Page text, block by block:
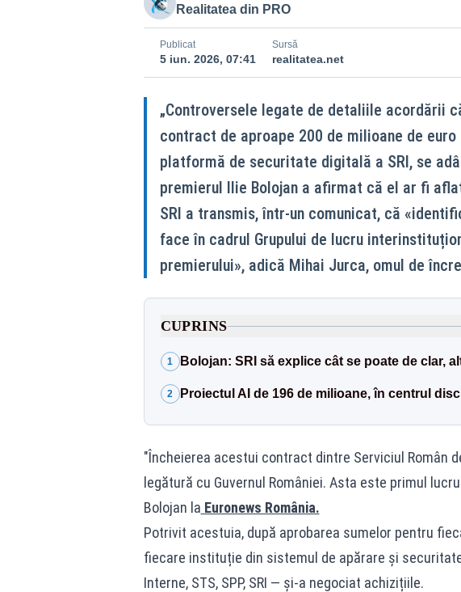
Realitatea din PRO
Publicat
5 iun. 2026, 07:41
Sursă
realitatea.net
„Controversele legate de detaliile acordării
contract de aproape 200 de milioane de euro
platformă de securitate digitală a SRI, se
premierul Ilie Bolojan a afirmat că el ar fi
SRI a transmis, într-un comunicat, că
face în cadrul Grupului de lucru
premierului», adică Mihai Jurca, omul de
CUPRINS
1 Bolojan: SRI să explice cât se poate de clar,
2 Proiectul AI de 196 de milioane, în centrul
"Încheierea acestui contract dintre Serviciul Român
legătură cu Guvernul României. Asta este primul
Bolojan la Euronews România.
Potrivit acestuia, după aprobarea sumelor pentru
fiecare instituție din sistemul de apărare și
Interne, STS, SPP, SRI — și-a negociat achizițiile.